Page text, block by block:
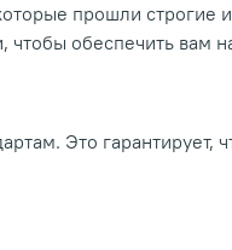
прошли
обеспечить вам
Это гарантирует,